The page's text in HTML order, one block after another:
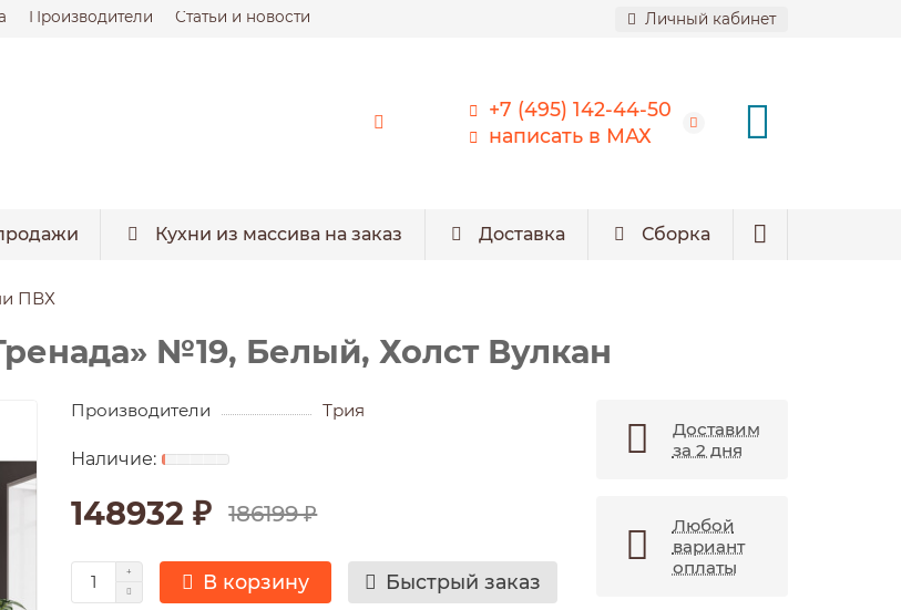
Производители Статьи и новости Личный кабинет
+7 (495) 142-44-50
написать в МАХ
Кухни из массива на заказ Доставка Сборка
ПВХ
№19, Белый, Холст Вулкан
Производители Трия
148932 ₽ 186199 ₽
В корзину Быстрый заказ
Доставим
за 2 дня
Любой
вариант
оплаты